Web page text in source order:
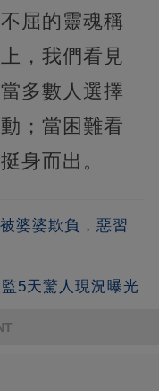
屈的靈魂稱
，我們看見
多數人選擇
；當困難看
身而出。
婆婆欺負，惡習
5天驚人現況曝光